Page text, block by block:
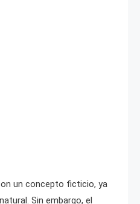
un concepto ficticio, ya
Sin embargo, el